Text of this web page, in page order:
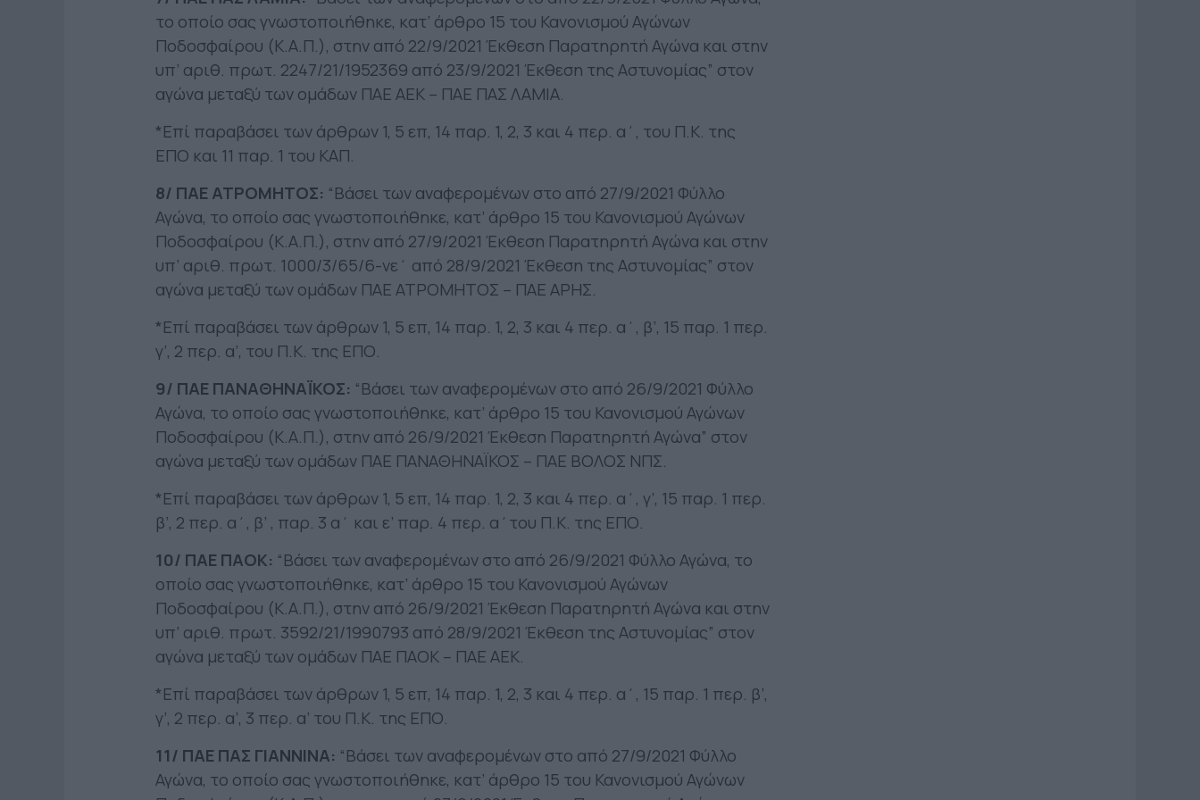
το οποίο σας γνωστοποιήθηκε, κατ’ άρθρο 15 του Κανονισμού Αγώνων
Ποδοσφαίρου (Κ.Α.Π.), στην από 22/9/2021 Έκθεση Παρατηρητή Αγώνα και στην
υπ’ αριθ. πρωτ. 2247/21/1952369 από 23/9/2021 Έκθεση της Αστυνομίας” στον
αγώνα μεταξύ των ομάδων ΠΑΕ ΑΕΚ – ΠΑΕ ΠΑΣ ΛΑΜΙΑ.
*Επί παραβάσει των άρθρων 1, 5 επ, 14 παρ. 1, 2, 3 και 4 περ. α΄, του Π.Κ. της
ΕΠΟ και 11 παρ. 1 του ΚΑΠ.
8/ ΠΑΕ ΑΤΡΟΜΗΤΟΣ: “Βάσει των αναφερομένων στο από 27/9/2021 Φύλλο
Αγώνα, το οποίο σας γνωστοποιήθηκε, κατ’ άρθρο 15 του Κανονισμού Αγώνων
Ποδοσφαίρου (Κ.Α.Π.), στην από 27/9/2021 Έκθεση Παρατηρητή Αγώνα και στην
υπ’ αριθ. πρωτ. 1000/3/65/6-νε΄ από 28/9/2021 Έκθεση της Αστυνομίας” στον
αγώνα μεταξύ των ομάδων ΠΑΕ ΑΤΡΟΜΗΤΟΣ – ΠΑΕ ΑΡΗΣ.
*Επί παραβάσει των άρθρων 1, 5 επ, 14 παρ. 1, 2, 3 και 4 περ. α΄, β’, 15 παρ. 1 περ.
γ’, 2 περ. α’, του Π.Κ. της ΕΠΟ.
9/ ΠΑΕ ΠΑΝΑΘΗΝΑΪΚΟΣ: “Βάσει των αναφερομένων στο από 26/9/2021 Φύλλο
Αγώνα, το οποίο σας γνωστοποιήθηκε, κατ’ άρθρο 15 του Κανονισμού Αγώνων
Ποδοσφαίρου (Κ.Α.Π.), στην από 26/9/2021 Έκθεση Παρατηρητή Αγώνα” στον
αγώνα μεταξύ των ομάδων ΠΑΕ ΠΑΝΑΘΗΝΑΪΚΟΣ – ΠΑΕ ΒΟΛΟΣ ΝΠΣ.
*Επί παραβάσει των άρθρων 1, 5 επ, 14 παρ. 1, 2, 3 και 4 περ. α΄, γ’, 15 παρ. 1 περ.
β’, 2 περ. α΄, β’ , παρ. 3 α΄ και ε’ παρ. 4 περ. α΄του Π.Κ. της ΕΠΟ.
10/ ΠΑΕ ΠΑΟΚ: “Βάσει των αναφερομένων στο από 26/9/2021 Φύλλο Αγώνα, το
οποίο σας γνωστοποιήθηκε, κατ’ άρθρο 15 του Κανονισμού Αγώνων
Ποδοσφαίρου (Κ.Α.Π.), στην από 26/9/2021 Έκθεση Παρατηρητή Αγώνα και στην
υπ’ αριθ. πρωτ. 3592/21/1990793 από 28/9/2021 Έκθεση της Αστυνομίας” στον
αγώνα μεταξύ των ομάδων ΠΑΕ ΠΑΟΚ – ΠΑΕ ΑΕΚ.
*Επί παραβάσει των άρθρων 1, 5 επ, 14 παρ. 1, 2, 3 και 4 περ. α΄, 15 παρ. 1 περ. β’,
γ’, 2 περ. α’, 3 περ. α’ του Π.Κ. της ΕΠΟ.
11/ ΠΑΕ ΠΑΣ ΓΙΑΝΝΙΝΑ: “Βάσει των αναφερομένων στο από 27/9/2021 Φύλλο
Αγώνα, το οποίο σας γνωστοποιήθηκε, κατ’ άρθρο 15 του Κανονισμού Αγώνων